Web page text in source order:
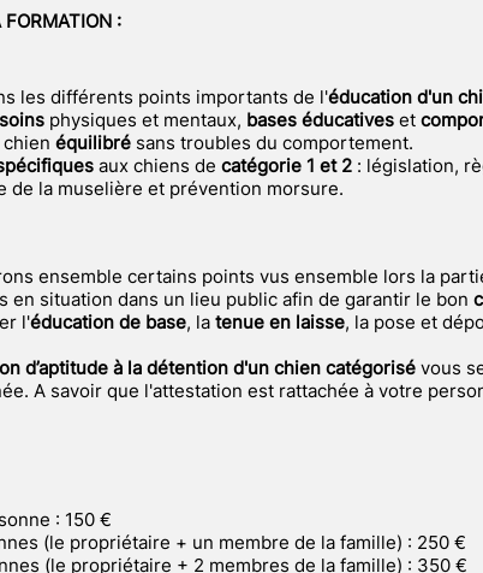
:
les différents points importants de l'éducation d'un
physiques et mentaux, bases éducatives et
équilibré sans troubles du comportement.
aux chiens de catégorie 1 et 2 : législation,
de la muselière et prévention morsure.
en situation dans un lieu public afin de garantir le bon
l'éducation de base, la tenue en laisse, la pose et
d’aptitude à la détention d'un chien catégorisé vous
A savoir que l'attestation est rattachée à votre
: 150 €
(le propriétaire + un membre de la famille) : 250 €
(le propriétaire + 2 membres de la famille) : 350 €